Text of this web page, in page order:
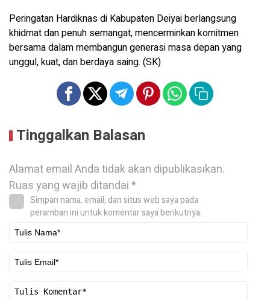
Peringatan Hardiknas di Kabupaten Deiyai berlangsung
khidmat dan penuh semangat, mencerminkan komitmen
bersama dalam membangun generasi masa depan yang
unggul, kuat, dan berdaya saing. (SK)
Tinggalkan Balasan
Alamat email Anda tidak akan dipublikasikan.
Ruas yang wajib ditandai*
Simpan nama, email, dan situs web saya pada
peramban ini untuk komentar saya berikutnya.